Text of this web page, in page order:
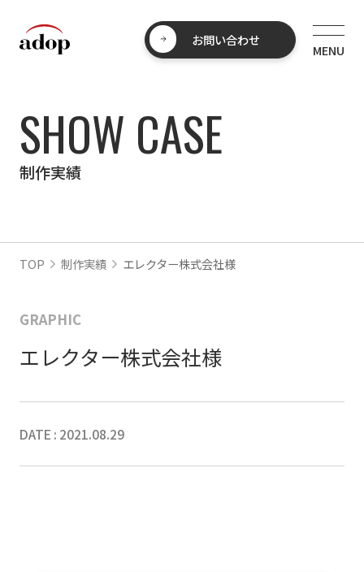
お問い合わせ
SHOW CASE
制作実績
TOP 制作実績 エレクター株式会社様
GRAPHIC
エレクター株式会社様
DATE : 2021.08.29